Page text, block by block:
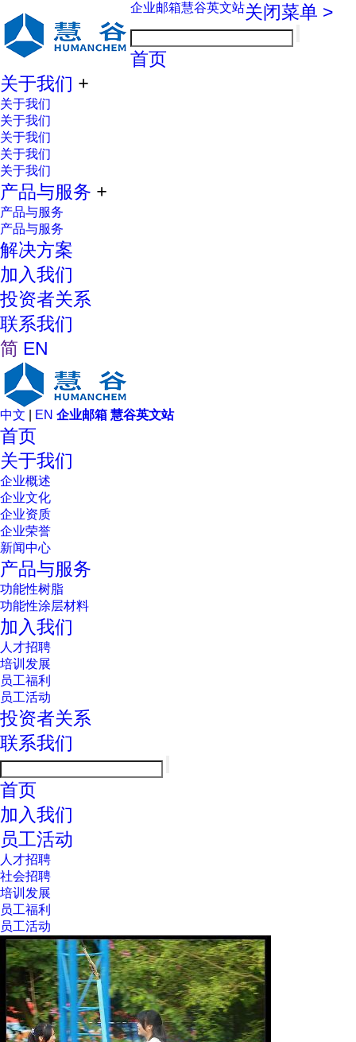
企业邮箱慧谷英文站关闭菜单 >
首页
关于我们 +
关于我们
关于我们
关于我们
关于我们
关于我们
产品与服务 +
产品与服务
产品与服务
解决方案
加入我们
投资者关系
联系我们
简 EN
中文 EN 企业邮箱 慧谷英文站
首页
关于我们
企业概述
企业文化
企业资质
企业荣誉
新闻中心
产品与服务
功能性树脂
功能性涂层材料
加入我们
人才招聘
培训发展
员工福利
员工活动
投资者关系
联系我们
首页
加入我们
员工活动
人才招聘
社会招聘
培训发展
员工福利
员工活动